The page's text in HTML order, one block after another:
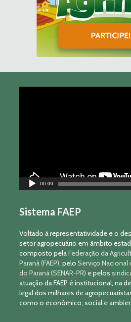
00:00
Sistema FAEP
Voltado à representatividade e o
setor agropecuário em âmbito
composto pelaFederação da
Paraná (FAEP), pelo Serviço Nacional
do Paraná (SENAR-PR) e pelos
atuação da FAEP é institucional, na
legal dos milhares de
como o econômico, social e